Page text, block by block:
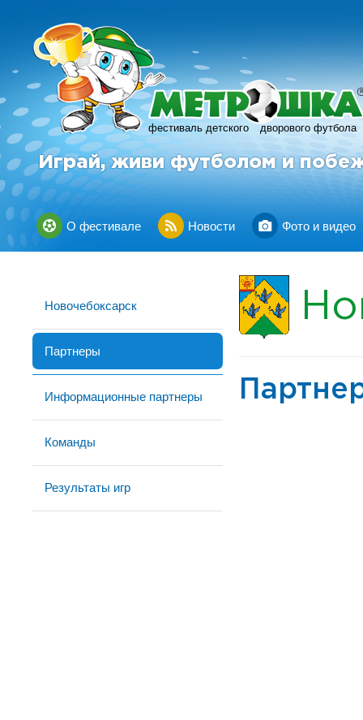
фестиваль детского дворового футбола
R
Играй, живи футболом и
О фестивале Новости Фото и видео
Новочебоксарск
Партнеры
Информационные партнеры
Команды
Результаты игр